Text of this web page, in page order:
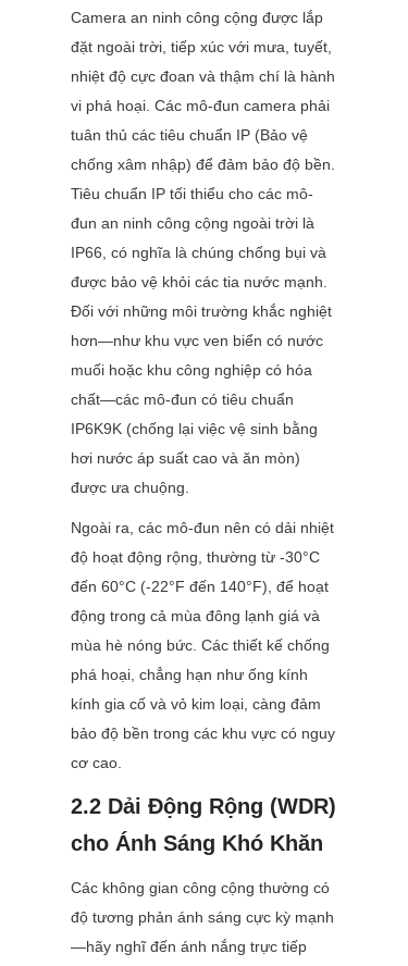
Camera an ninh công cộng được lắp
đặt ngoài trời, tiếp xúc với mưa, tuyết,
nhiệt độ cực đoan và thậm chí là hành
vi phá hoại. Các mô-đun camera phải
tuân thủ các tiêu chuẩn IP (Bảo vệ
chống xâm nhập) để đảm bảo độ bền.
Tiêu chuẩn IP tối thiểu cho các mô-
đun an ninh công cộng ngoài trời là
IP66, có nghĩa là chúng chống bụi và
được bảo vệ khỏi các tia nước mạnh.
Đối với những môi trường khắc nghiệt
hơn—như khu vực ven biển có nước
muối hoặc khu công nghiệp có hóa
chất—các mô-đun có tiêu chuẩn
IP6K9K (chống lại việc vệ sinh bằng
hơi nước áp suất cao và ăn mòn)
được ưa chuộng.
Ngoài ra, các mô-đun nên có dải nhiệt
độ hoạt động rộng, thường từ -30°C
đến 60°C (-22°F đến 140°F), để hoạt
động trong cả mùa đông lạnh giá và
mùa hè nóng bức. Các thiết kế chống
phá hoại, chẳng hạn như ống kính
kính gia cố và vỏ kim loại, càng đảm
bảo độ bền trong các khu vực có nguy
cơ cao.
2.2 Dải Động Rộng (WDR)
cho Ánh Sáng Khó Khăn
Các không gian công cộng thường có
độ tương phản ánh sáng cực kỳ mạnh
—hãy nghĩ đến ánh nắng trực tiếp